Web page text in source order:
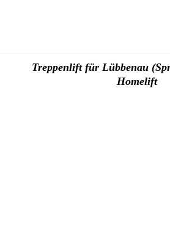
Treppenlift für Lübbenau
Homelift